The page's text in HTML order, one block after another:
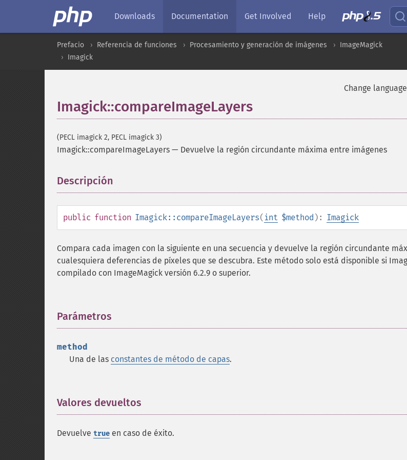
Downloads Documentation Get Involved Help
Prefacio Referencia de funciones Procesamiento y generación de imágenes
ImageMagick
Imagick
Change
Imagick::compareImageLayers
(PECL imagick 2, PECL imagick 3)
Imagick::compareImageLayers — Devuelve la región circundante máxima entre imágenes
Descripción
public function Imagick::compareImageLayers( int $method ): Imagick
Compara cada imagen con la siguiente en una secuencia y devuelve la región circundante
cualesquiera deferencias de píxeles que se descubra. Este método solo está disponible si
compilado con ImageMagick versión 6.2.9 o superior.
Parámetros
method
Una de las constantes de método de capas.
Valores devueltos
Devuelve true en caso de éxito.